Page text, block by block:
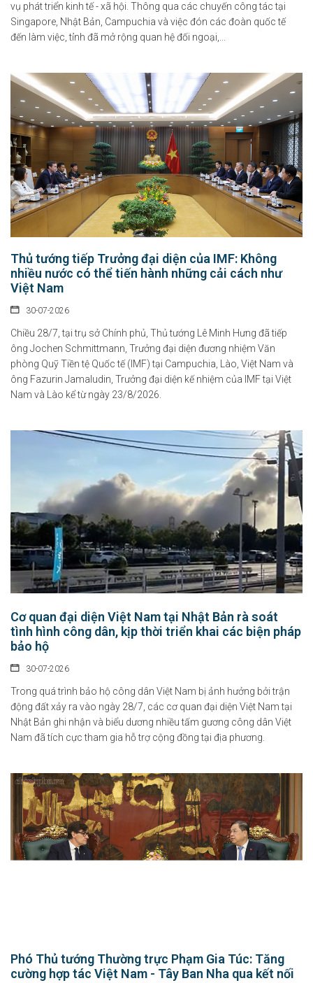
vụ phát triển kinh tế - xã hội. Thông qua các chuyến công tác tại
Singapore, Nhật Bản, Campuchia và việc đón các đoàn quốc tế
đến làm việc, tỉnh đã mở rộng quan hệ đối ngoại,...
Thủ tướng tiếp Trưởng đại diện của IMF: Không
nhiều nước có thể tiến hành những cải cách như
Việt Nam
30-07-2026
Chiều 28/7, tại trụ sở Chính phủ, Thủ tướng Lê Minh Hưng đã tiếp
ông Jochen Schmittmann, Trưởng đại diện đương nhiệm Văn
phòng Quỹ Tiền tệ Quốc tế (IMF) tại Campuchia, Lào, Việt Nam và
ông Fazurin Jamaludin, Trưởng đại diện kế nhiệm của IMF tại Việt
Nam và Lào kể từ ngày 23/8/2026.
Cơ quan đại diện Việt Nam tại Nhật Bản rà soát
tình hình công dân, kịp thời triển khai các biện pháp
bảo hộ
30-07-2026
Trong quá trình bảo hộ công dân Việt Nam bị ảnh hưởng bởi trận
động đất xảy ra vào ngày 28/7, các cơ quan đại diện Việt Nam tại
Nhật Bản ghi nhận và biểu dương nhiều tấm gương công dân Việt
Nam đã tích cực tham gia hỗ trợ cộng đồng tại địa phương.
Phó Thủ tướng Thường trực Phạm Gia Túc: Tăng
cường hợp tác Việt Nam - Tây Ban Nha qua kết nối
Thủ tướng Chính phủ vừa ban hành Chỉ thị số 31/CT-TTg ngày 5/8/2026 về
thực...